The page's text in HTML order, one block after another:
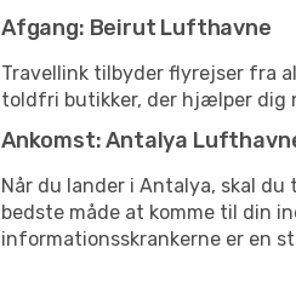
Afgang: Beirut Lufthavne
Travellink tilbyder flyrejser fra
toldfri butikker, der hjælper dig
Ankomst: Antalya
Når du lander i Antalya, skal
bedste måde at komme til din
informationsskrankerne er en